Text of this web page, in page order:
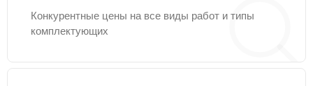
Конкурентные цены на все виды работ и типы
комплектующих